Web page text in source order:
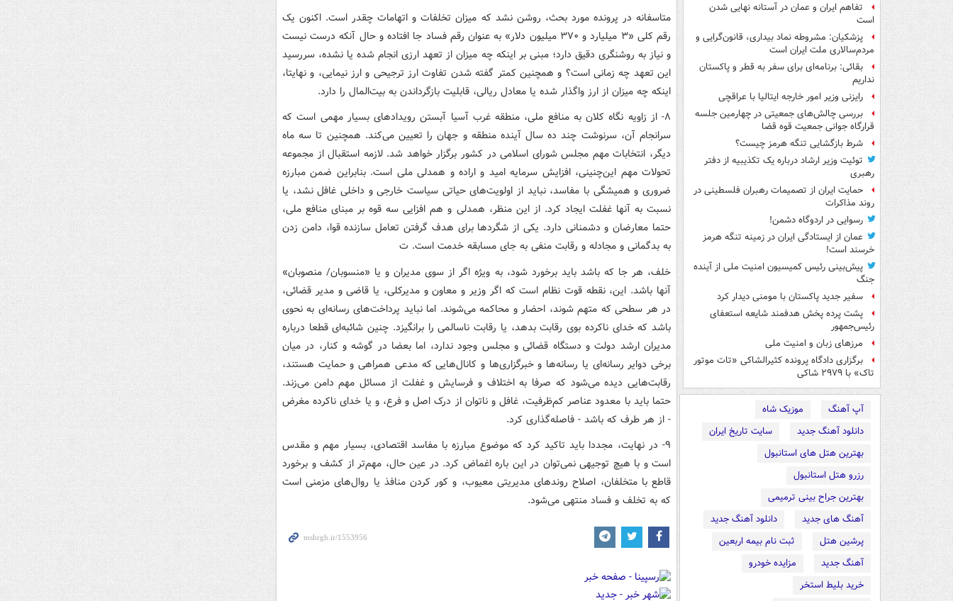
تفاهم ایران و عمان در آستانه نهایی شدن
است
پزشکیان: مشروطه نماد بیداری، قانون‌گرایی و
مردم‌سالاری ملت ایران است
بقائی: برنامه‌ای برای سفر به قطر و پاکستان
نداریم
رایزنی وزیر امور خارجه ایتالیا با عراقچی
بررسی چالش‌های جمعیتی در چهارمین جلسه
قرارگاه جوانی جمعیت قوه قضا
شرط بازگشایی تنگه هرمز چیست؟
توئیت وزیر ارشاد درباره یک تکذیبیه از دفتر
رهبری
حمایت ایران از تصمیمات رهبران فلسطینی در
روند مذاکرات
رسوایی در اردوگاه دشمن!
عمان از ایستادگی ایران در زمینه تنگه هرمز
خرسند است!
پیش‌بینی رئیس کمیسیون امنیت ملی از آینده
جنگ
سفیر جدید پاکستان با مومنی دیدار کرد
پشت پرده پخش هدفمند شایعه استعفای
رئیس‌جمهور
مرزهای زبان و امنیت ملی
برگزاری دادگاه پرونده کثیرالشاکی «تات موتور
تاک» با ۲۹۷۹ شاکی
آپ آهنگ
موزیک شاه
دانلود آهنگ جدید
سایت تاریخ ایران
بهترین هتل های استانبول
رزرو هتل استانبول
بهترین جراح بینی ترمیمی
آهنگ های جدید
دانلود آهنگ جدید
پرشین هتل
ثبت نام بیمه اربعین
آهنگ جدید
مزایده خودرو
خرید بلیط استخر
متاسفانه در پرونده مورد بحث، روشن نشد که میزان تخلفات و اتهامات چقدر است. اکنون یک
رقم کلی «۳ میلیارد و ۳۷۰ میلیون دلار» به عنوان رقم فساد جا افتاده و حال آنکه درست نیست
و نیاز به روشنگری دقیق دارد؛ مبنی بر اینکه چه میزان از تعهد ارزی انجام شده یا نشده، سررسید
این تعهد چه زمانی است؟ و همچنین کمتر گفته شدن تفاوت ارز ترجیحی و ارز نیمایی، و نهایتا،
اینکه چه میزان از ارز واگذار شده یا معادل ریالی، قابلیت بازگرداندن به بیت‌المال را دارد.
۸- از زاویه نگاه کلان به منافع ملی، منطقه غرب آسیا آبستن رویدادهای بسیار مهمی است که
سرانجام آن، سرنوشت چند ده سال آینده منطقه و جهان را تعیین می‌کند. همچنین تا سه ماه
دیگر، انتخابات مهم مجلس شورای اسلامی در کشور برگزار خواهد شد. لازمه استقبال از مجموعه
تحولات مهم این‌چنینی، افزایش سرمایه امید و اراده و همدلی ملی است. بنابراین ضمن مبارزه
ضروری و همیشگی با مفاسد، نباید از اولویت‌های حیاتی سیاست خارجی و داخلی غافل نشد، یا
نسبت به آنها غفلت ایجاد کرد. از این منظر، همدلی و هم افزایی سه قوه بر مبنای منافع ملی،
حتما معارضان و دشمنانی دارد. یکی از شگردها برای هدف گرفتن تعامل سازنده قوا، دامن زدن
به بدگمانی و مجادله و رقابت منفی به جای مسابقه خدمت است. ت
خلف، هر جا که باشد باید برخورد شود، به ویژه اگر از سوی مدیران و یا «منسوبان/ منصوبان»
آنها باشد. این، نقطه قوت نظام است که اگر وزیر و معاون و مدیرکلی، یا قاضی و مدیر قضائی‌،
در هر سطحی که متهم شوند، احضار و محاکمه می‌شوند. اما نباید پرداخت‌های رسانه‌ای به نحوی
باشد که خدای ناکرده بوی رقابت بدهد، یا رقابت ناسالمی را برانگیزد. چنین شائبه‌ای قطعا درباره
مدیران ارشد دولت و دستگاه قضائی و مجلس وجود ندارد، اما بعضا در گوشه و کنار، در میان
برخی دوایر رسانه‌ای یا رسانه‌ها و خبرگزاری‌ها و کانال‌هایی که مدعی همراهی و حمایت هستند،
رقابت‌هایی دیده می‌شود که صرفا به اختلاف و فرسایش و غفلت از مسائل مهم دامن می‌زند.
حتما باید با معدود عناصر کم‌ظرفیت، غافل و ناتوان از درک اصل و فرع، و یا خدای ناکرده مغرض
- از هر طرف که باشد - فاصله‌گذاری کرد.
۹- در نهایت، مجددا باید تاکید کرد که موضوع مبارزه با مفاسد اقتصادی، بسیار مهم و مقدس
است و با هیچ توجیهی نمی‌توان در این باره اغماض کرد. در عین حال، مهم‌تر از کشف و برخورد
قاطع با متخلفان، اصلاح روندهای مدیریتی معیوب، و کور کردن منافذ یا روال‌های مزمنی است
که به تخلف و فساد منتهی می‌شود.